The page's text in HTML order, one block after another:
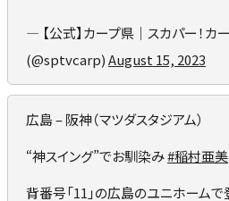
— 【公式】カープ県｜スカパー！カ
(@sptvcarp)August 15, 2023
広島 – 阪神（マツダスタジアム）
“神スイング”でお馴染み#稲村亜美
背番号「11」の広島のユニホーム